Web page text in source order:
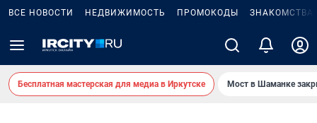
ВСЕ НОВОСТИ НЕДВИЖИМОСТЬ ПРОМОКОДЫ ЗНАКОМСТВА
Бесплатная мастерская для медиа в Иркутске Мост в Шаманке